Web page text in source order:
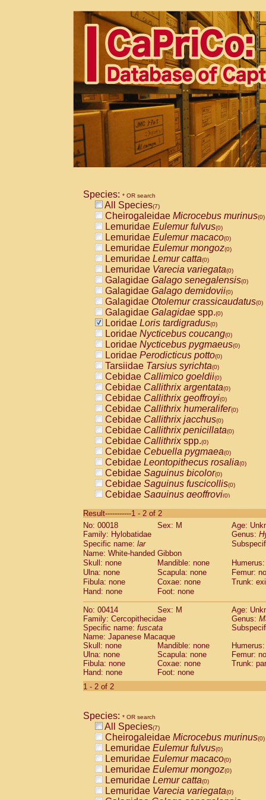
Species: * OR search
All Species(7)
Cheirogaleidae Microcebus murinus(0)
Lemuridae Eulemur fulvus(0)
Lemuridae Eulemur macaco(0)
Lemuridae Eulemur mongoz(0)
Lemuridae Lemur catta(0)
Lemuridae Varecia variegata(0)
Galagidae Galago senegalensis(0)
Galagidae Galago demidovii(0)
Galagidae Otolemur crassicaudatus(0)
Galagidae Galagidae spp.(0)
Loridae Loris tardigradus(0)
Loridae Nycticebus coucang(0)
Loridae Nycticebus pygmaeus(0)
Loridae Perodicticus potto(0)
Tarsiidae Tarsius syrichta(0)
Cebidae Callimico goeldii(0)
Cebidae Callithrix argentata(0)
Cebidae Callithrix geoffroyi(0)
Cebidae Callithrix humeralifer(0)
Cebidae Callithrix jacchus(0)
Cebidae Callithrix penicillata(0)
Cebidae Callithrixspp.(0)
Cebidae Cebuella pygmaea(0)
Cebidae Leontopithecus rosalia(0)
Cebidae Saguinus bicolor(0)
Cebidae Saguinus fuscicollis(0)
Cebidae Saguinus geoffroyi(0)
CebidaeSaguinus labiatus(0)
Cebidae Saguinus leucopus (0)
CebidaeSaguinus midas
CebidaeSaguinus mystax
CebidaeSaguinus nigricollis (1)
Cebidae Saguinus oedipus
Cebidae Saguinus weddelli
Cebidae Saguinusspp.
CebidaeAotus trivirgatus(0)
Cebidae Cebus albifrons
CebidaeCebus apella
CebidaeCebus capucinus
Cebidae Cebus nigrivittatus
Cebidae Cebusspp.(0)
Cebidae Saimiri boliviensis
Cebidae Saimiri sciureus
Atelidae
AtelidaeAlouatta
AtelidaeAteles belzebuth
AtelidaeAteles geoffroyi(0)
AtelidaeAteles paniscus(0)
AtelidaeAtelesspp. (0)
AtelidaeLagothrix lagothricha(0)
AtelidaeLagothrix lagothricha cana
PitheciidaeCacajao calvus
Result-----------1 - 2 of 2
No: 00018
Sex: M
Age:
Family: Hylobatidae
Genus:
Specific name: lar
Name: White-handed Gibbon
Skull: none
Mandible: none
Ulna: none
Scapula: none
Femur:
Fibula: none
Coxae: none
Trunk:
Hand: none
Foot: none
No: 00414 Sex: M
Age:
Family: Cercopithecidae
Genus:
Specific name: fuscata
Name: Japanese Macaque
Skull: none
Mandible: none
Ulna: none
Scapula: none
Femur:
Fibula: none
Coxae: none
Trunk:
Hand: none
Foot: none
1 - 2 of 2
Species: * OR search
All Species(7)
Cheirogaleidae Microcebus murinus(0)
Lemuridae Eulemur fulvus(0)
Lemuridae Eulemur macaco(0)
Lemuridae Eulemur mongoz(0)
Lemuridae Lemur catta(0)
Lemuridae Varecia variegata(0)